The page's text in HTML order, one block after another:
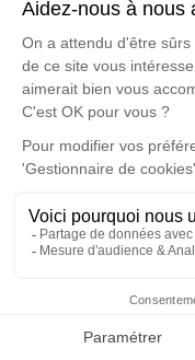
Faire-part
à travers des
est un lieu
mémoire de
disponible ici.
jeudi 30
Église Saint-